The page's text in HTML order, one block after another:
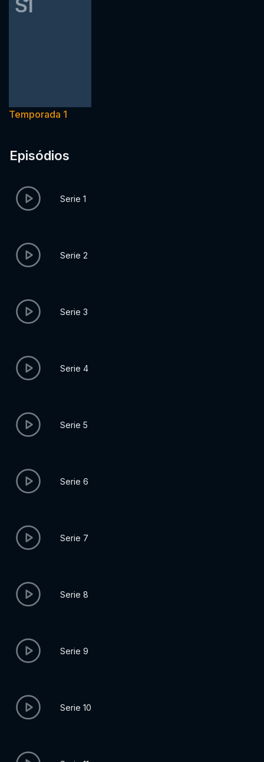
S1
Temporada 1
Episódios
Serie 1
Serie 2
Serie 3
Serie 4
Serie 5
Serie 6
Serie 7
Serie 8
Serie 9
Serie 10